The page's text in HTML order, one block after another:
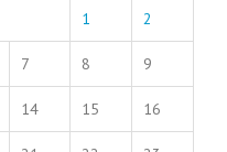
1 2
7 8 9
14 15 16